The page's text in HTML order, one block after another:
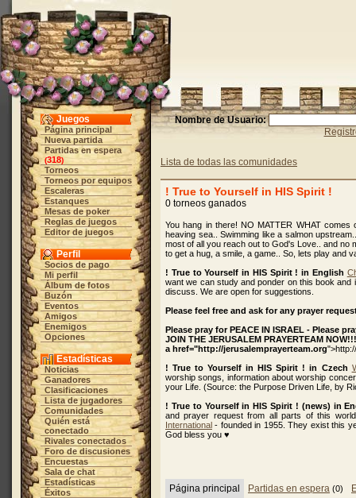
Juegos
Página principal
Nueva partida
Partidas en espera
(318)
Torneos
Torneos por equipos
Escaleras
Estanques
Mesas de poker
Reglas de juegos
Editor de juegos
Perfil
Socios de pago
Mi perfil
Álbum de fotos
Buzón
Eventos
Amigos
Enemigos
Opciones
Estadísticas
Noticias
Ganadores
Clasificaciones
Lista de jugadores
Comunidades
Quién está
conectado
Rivales conectados
Foro de discusiones
Encuestas
Sala de chat
Estadísticas
Éxitos
Nombre de Usuario:
Lista de todas las comunidades
! True to Yourself in HIS Spirit !
0 torneos ganados
You hang in there! NO MATTER WHAT
heaving sea.. Swimming like a salmon
most of all you reach out to God's Love.. and no
to get a hug, a smile, a game.. So, lets play and
! True to Yourself in HIS Spirit ! in English
want we can study and ponder on this book
discuss. We are open for suggestions.
Please feel free and ask for any prayer
Please pray for PEACE IN ISRAEL - Please
JOIN THE JERUSALEM PRAYERTEAM NOW!!!
a href="http://jerusalemprayerteam.org
! True to Yourself in HIS Spirit ! in Czech
worship songs, information about worship
your Life. (Source: the Purpose Driven Life, by
! True to Yourself in HIS Spirit ! (news) in
and prayer request from all parts of this
International - founded in 1955. They exist this
God bless you ♥
Página principal Partidas en espera (0)